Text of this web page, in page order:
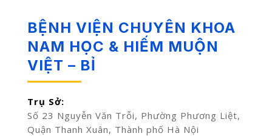
BỆNH VIỆN CHUYÊN KHOA
NAM HỌC & HIẾM MUỘN
VIỆT – BỈ
Trụ Sở:
Số 23 Nguyễn Văn Trỗi, Phường Phương Liệt,
Quận Thanh Xuân, Thành phố Hà Nội